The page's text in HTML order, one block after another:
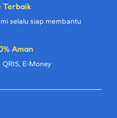
Terbaik
selalu siap membantu
Aman
E-Money